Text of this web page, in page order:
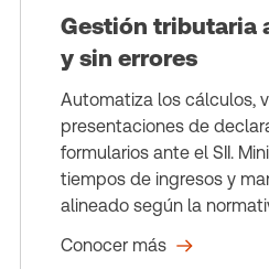
Gestión tributaria
y sin errores
Automatiza los cálculos,
presentaciones de
formularios ante el SII.
tiempos de ingresos y
alineado según la
Conocer más